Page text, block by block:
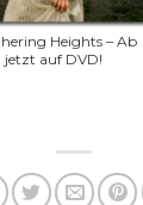
Heights – Ab
jetzt auf DVD!